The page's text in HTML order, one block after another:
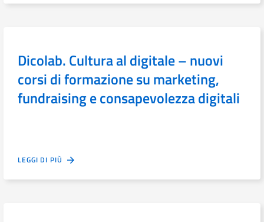
Dicolab. Cultura al digitale – nuovi
corsi di formazione su marketing,
fundraising e consapevolezza digitali
LEGGI DI PIÙ